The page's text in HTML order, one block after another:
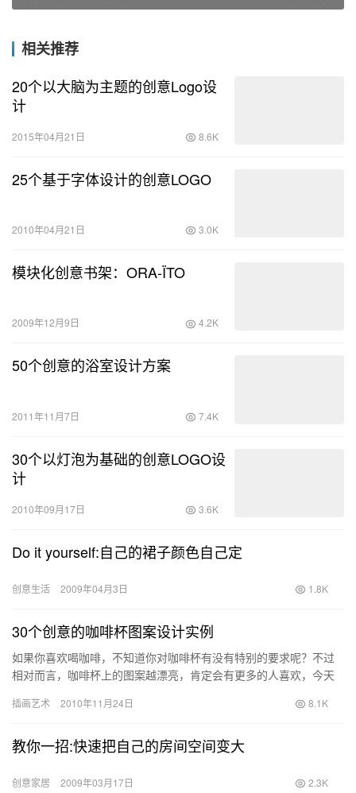
相关推荐
20个以大脑为主题的创意Logo设
计
2015年04月21日 8.6K
25个基于字体设计的创意LOGO
2010年04月21日 3.0K
模块化创意书架：ORA-ÏTO
2009年12月9日 4.2K
50个创意的浴室设计方案
2011年11月7日 7.4K
30个以灯泡为基础的创意LOGO设
计
2010年09月17日 3.6K
Do it yourself:自己的裙子颜色自己定
创意生活 2009年04月3日 1.8K
30个创意的咖啡杯图案设计实例
如果你喜欢喝咖啡，不知道你对咖啡杯有没有特别的要求呢？不过
相对而言，咖啡杯上的图案越漂亮，肯定会有更多的人喜欢，今天
插画艺术 2010年11月24日 8.1K
教你一招:快速把自己的房间空间变大
创意家居 2009年03月17日 2.3K